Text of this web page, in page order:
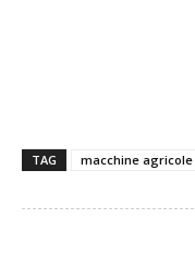
TAG macchine agricole